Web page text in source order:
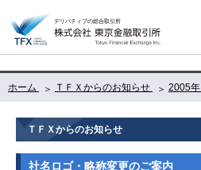
ホーム ＴＦＸからのお知らせ 2005年
ＴＦＸからのお知らせ
社名ロゴ・略称変更のご案内